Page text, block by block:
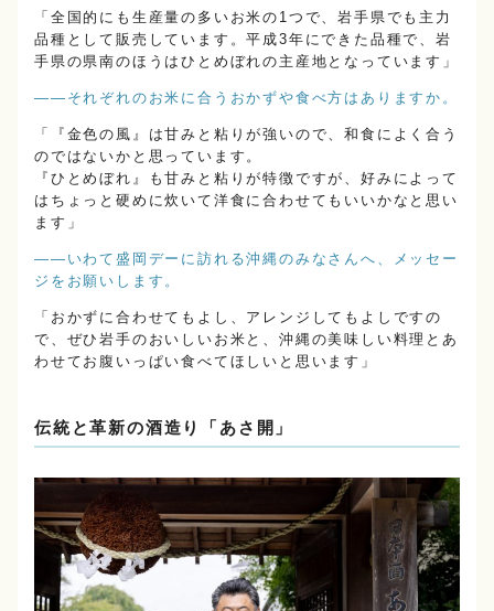
「全国的にも生産量の多いお米の1つで、岩手県でも主力
品種として販売しています。平成3年にできた品種で、岩
手県の県南のほうはひとめぼれの主産地となっています」
――それぞれのお米に合うおかずや食べ方はありますか。
「『金色の風』は甘みと粘りが強いので、和食によく合う
のではないかと思っています。
『ひとめぼれ』も甘みと粘りが特徴ですが、好みによって
はちょっと硬めに炊いて洋食に合わせてもいいかなと思い
ます」
――いわて盛岡デーに訪れる沖縄のみなさんへ、メッセー
ジをお願いします。
「おかずに合わせてもよし、アレンジしてもよしですの
で、ぜひ岩手のおいしいお米と、沖縄の美味しい料理とあ
わせてお腹いっぱい食べてほしいと思います」
伝統と革新の酒造り「あさ開」